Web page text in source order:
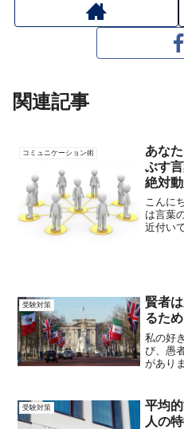
関連記事
コミュニケーション術
あな
ぶす
絶対
こんに
は言葉
近付い
受験対策
賢者
るた
私の好
び、愚
があり
マルク
経験し
受験対策
平均
人の